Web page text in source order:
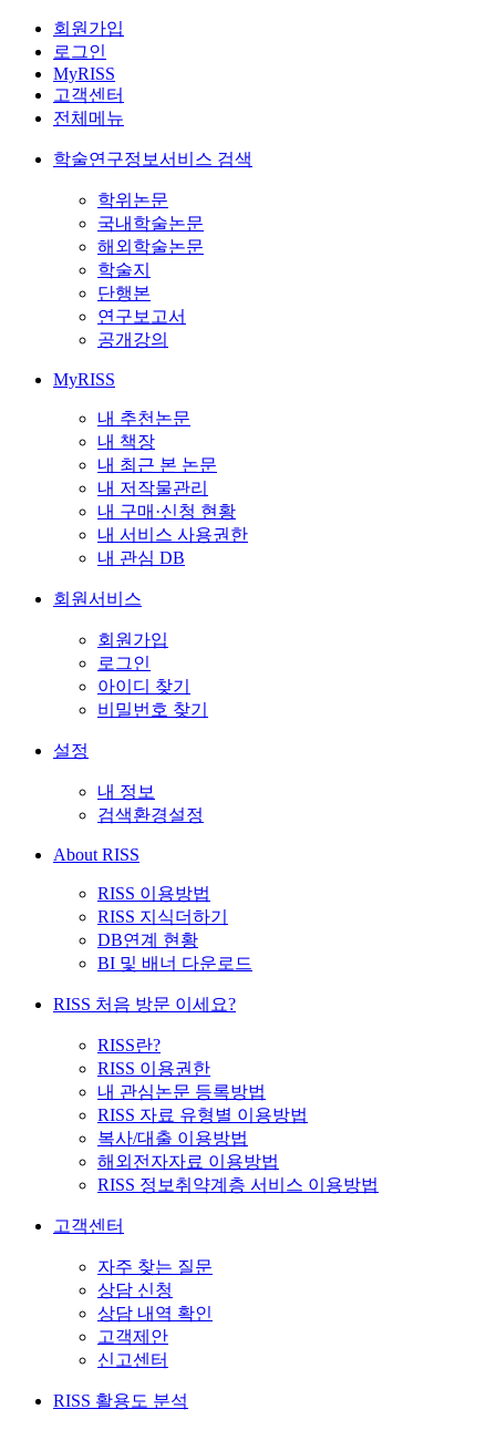
회원가입
로그인
MyRISS
고객센터
전체메뉴
학술연구정보서비스 검색
학위논문
국내학술논문
해외학술논문
학술지
단행본
연구보고서
공개강의
MyRISS
내 추천논문
내 책장
내 최근 본 논문
내 저작물관리
내 구매·신청 현황
내 서비스 사용권한
내 관심 DB
회원서비스
회원가입
로그인
아이디 찾기
비밀번호 찾기
설정
내 정보
검색환경설정
About RISS
RISS 이용방법
RISS 지식더하기
DB연계 현황
BI 및 배너 다운로드
RISS 처음 방문 이세요?
RISS란?
RISS 이용권한
내 관심논문 등록방법
RISS 자료 유형별 이용방법
복사/대출 이용방법
해외전자자료 이용방법
RISS 정보취약계층 서비스 이용방법
고객센터
자주 찾는 질문
상담 신청
상담 내역 확인
고객제안
신고센터
RISS 활용도 분석